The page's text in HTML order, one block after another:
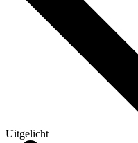
Uitgelicht